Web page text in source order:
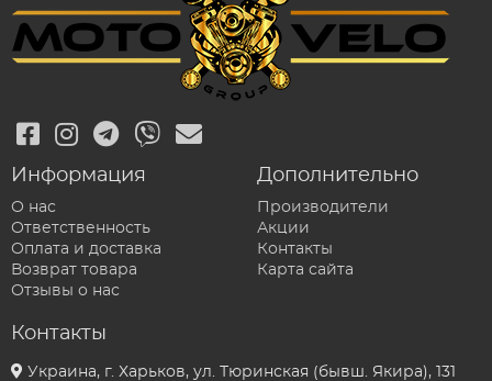
Информация
О нас
Ответственность
Оплата и доставка
Возврат товара
Отзывы о нас
Дополнительно
Производители
Акции
Контакты
Карта сайта
Контакты
Украина, г. Харьков, ул. Тюринская (бывш. Якира), 131